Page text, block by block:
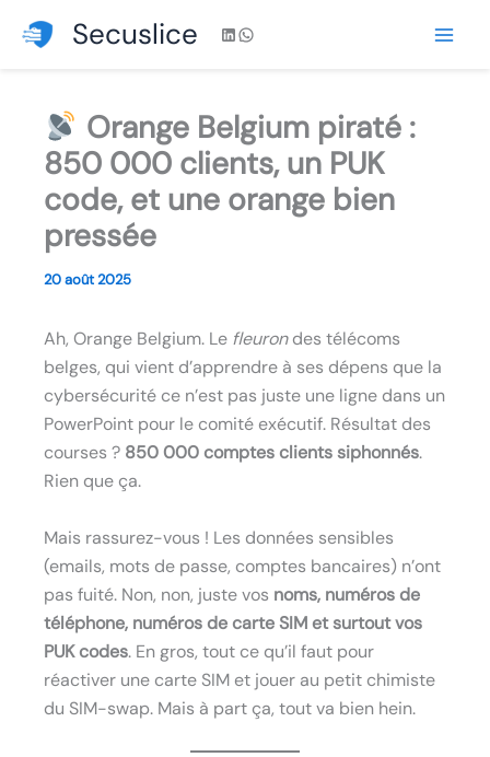
Secuslice LinkedIn
WhatsApp
Orange Belgium piraté :
850 000 clients, un PUK
code, et une orange bien
pressée
20 août 2025
Ah, Orange Belgium. Le fleurondes télécoms
belges, qui vient d’apprendre à ses dépens que la
cybersécurité ce n’est pas juste une ligne dans un
PowerPoint pour le comité exécutif. Résultat des
courses ? 850 000 comptes clients siphonnés.
Rien que ça.
Mais rassurez-vous ! Les données sensibles
(emails, mots de passe, comptes bancaires) n’ont
pas fuité. Non, non, juste vos noms, numéros de
téléphone, numéros de carte SIM et surtout vos
PUK codes. En gros, tout ce qu’il faut pour
réactiver une carte SIM et jouer au petit chimiste
du SIM-swap. Mais à part ça, tout va bien hein.